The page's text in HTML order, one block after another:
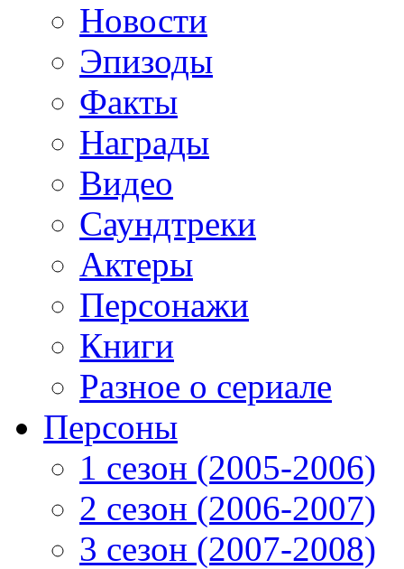
Новости
Эпизоды
Факты
Награды
Видео
Саундтреки
Актеры
Персонажи
Книги
Разное о сериале
Персоны
1 сезон (2005-2006)
2 сезон (2006-2007)
3 сезон (2007-2008)